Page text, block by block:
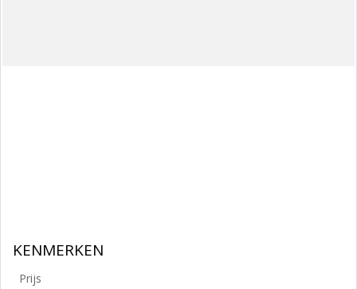
KENMERKEN
Prijs